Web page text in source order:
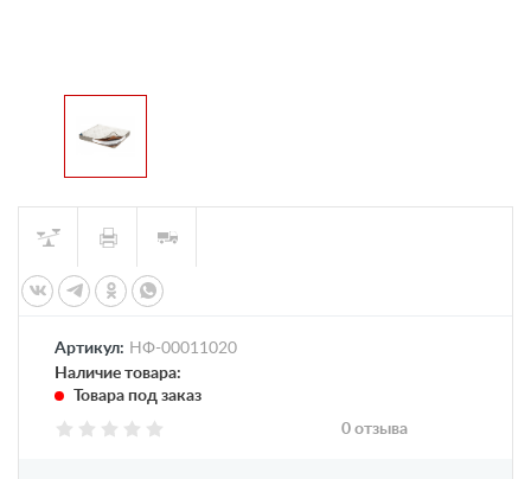
Артикул: НФ-00011020
Наличие товара:
Товара под заказ
0 отзыва